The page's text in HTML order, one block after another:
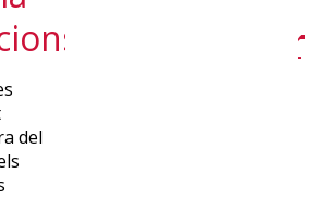
del
newslettrer